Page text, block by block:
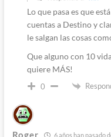
Lo que pasa es que
cuentas a Destino y
le salgan las cosas
Que alguno con 10
quiere MÁS!
0
Roger 6 años han pasado